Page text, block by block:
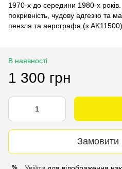
1970‑х до середини 1980‑х
покривність, чудову адгезію та
пензля та аерографа (з AK11500).
В наявності
1 300 грн
Замовити
%